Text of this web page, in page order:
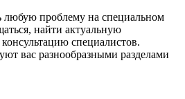
любую проблему на специальном
найти актуальную
специалистов.
вас разнообразными разделами